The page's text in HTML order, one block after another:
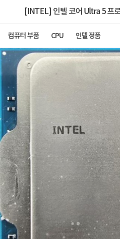
[INTEL] 인텔 코어 Ultra 5 프
컴퓨터 부품 CPU 인텔 정품